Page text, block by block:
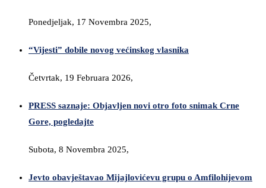
Ponedjeljak, 17 Novembra 2025,
“Vijesti” dobile novog većinskog vlasnika
Četvrtak, 19 Februara 2026,
PRESS saznaje: Objavljen novi otro foto snimak Crne
Gore, pogledajte
Subota, 8 Novembra 2025,
Jevto obavještavao Mijajlovićevu grupu o Amfilohijevom